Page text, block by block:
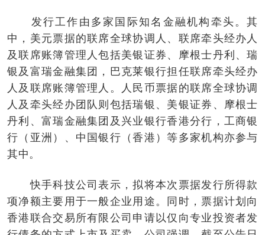
发行工作由多家国际知名金融机构牵头。其
中，美元票据的联席全球协调人、联席牵头经办人
及联席账簿管理人包括美银证券、摩根士丹利、瑞
银及富瑞金融集团，巴克莱银行担任联席牵头经办
人及联席账簿管理人。人民币票据的联席全球协调
人及牵头经办团队则包括瑞银、美银证券、摩根士
丹利、富瑞金融集团及兴业银行香港分行，工商银
行（亚洲）、中国银行（香港）等多家机构亦参与
其中。
快手科技公司表示，拟将本次票据发行所得款
项净额主要用于一般企业用途。同时，票据计划向
香港联合交易所有限公司申请以仅向专业投资者发